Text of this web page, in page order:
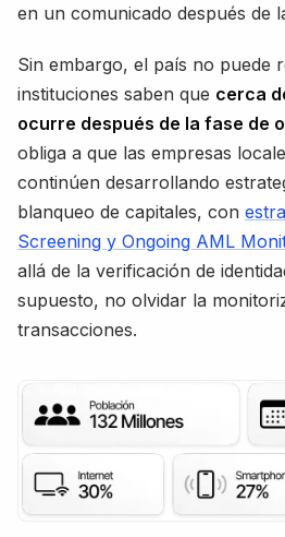
en un comunicado después de
Sin embargo, el país no puede
instituciones saben que cerca
ocurre después de la fase de
obliga a que las empresas
continúen desarrollando
blanqueo de capitales, con
Screening y Ongoing AML
allá de la verificación de
supuesto, no olvidar la
transacciones.